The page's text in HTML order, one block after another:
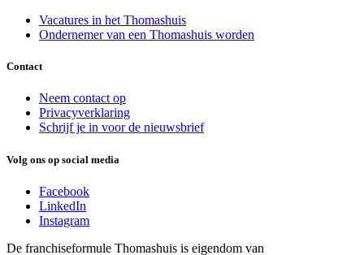
Vacatures in het Thomashuis
Ondernemer van een Thomashuis worden
Contact
Neem contact op
Privacyverklaring
Schrijf je in voor de nieuwsbrief
Volg ons op social media
Facebook
LinkedIn
Instagram
De franchiseformule Thomashuis is eigendom van